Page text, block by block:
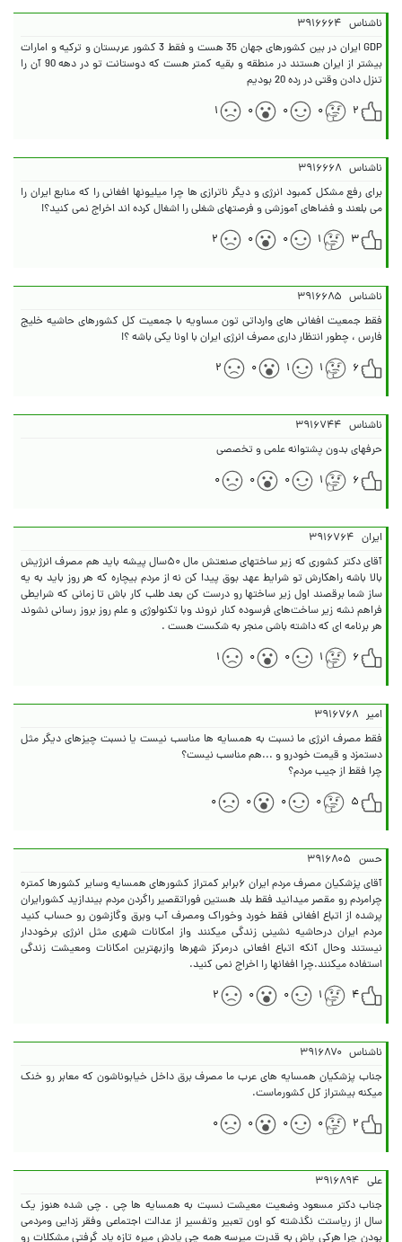
ناشناس ۳۹۱۶۶۶۴
GDP ایران در بین کشورهای جهان 35 هست و فقط 3 کشور عربستان و ترکیه و امارات
بیشتر از ایران هستند در منطقه و بقیه کمتر هست که دوستانت تو در دهه 90 آن را
تنزل دادن وقتی در رده 20 بودیم
۲
۰ ۰ ۰ ۱
ناشناس ۳۹۱۶۶۶۸
برای رفع مشکل کمبود انرژی و دیگر ناترازی ها چرا میلیونها افغانی را که منابع ایران را
می بلعند و فضاهای آموزشی و فرصتهای شغلی را اشغال کرده اند اخراج نمی کنید؟!
۳
۱ ۰ ۰ ۲
ناشناس ۳۹۱۶۶۸۵
فقط جمعیت افغانی های وارداتی تون مساویه با جمعیت کل کشورهای حاشیه خلیج
فارس ، چطور انتظار داری مصرف انرژی ایران با اونا یکی باشه ؟!
۶
۱ ۱ ۰ ۲
ناشناس ۳۹۱۶۷۴۴
حرفهای بدون پشتوانه علمی و تخصصی
۶
۱ ۰ ۰ ۰
ایران ۳۹۱۶۷۶۴
آقای دکتر کشوری که زیر ساختهای صنعتش مال ۵۰سال پیشه باید هم مصرف انرژیش
بالا باشه راهکارش تو شرایط عهد بوق پیدا کن نه از مردم بیچاره که هر روز باید به یه
ساز شما برقصند اول زیر ساختها رو درست کن بعد طلب کار باش تا زمانی که شرایطی
فراهم نشه زیر ساخت‌های فرسوده کنار نروند وبا تکنولوژی و علم روز بروز رسانی نشوند
هر برنامه ای که داشته باشی منجر به شکست هست .
۶
۱ ۰ ۰ ۱
امیر ۳۹۱۶۷۶۸
فقط مصرف انرژی ما نسبت به همسایه ها مناسب نیست یا نسبت چیزهای دیگر مثل
چرا فقط از جیب مردم؟
۵
۰ ۰ ۰ ۰
حسن ۳۹۱۶۸۰۵
آقای پزشکیان مصرف مردم ایران ۶برابر کمتراز کشورهای همسایه وسایر کشورها کمتره
چرامردم رو مقصر میدانید فقط بلد هستین فوراتقصیر راگردن مردم بیندازید کشورایران
پرشده از اتباع افغانی فقط خورد وخوراک ومصرف آب وبرق وگازشون رو حساب کنید
مردم ایران درحاشیه نشینی زندگی میکنند واز امکانات شهری مثل انرژی برخوددار
نیستند وحال آنکه اتباع افعانی درمرکز شهرها وازبهترین امکانات ومعیشت زندگی
استفاده میکنند.چرا افغانها را اخراج نمی کنید.
۴
۱ ۰ ۰ ۲
ناشناس ۳۹۱۶۸۷۰
جناب پزشکیان همسایه های عرب ما مصرف برق داخل خیابوناشون که معابر رو خنک
میکنه بیشتراز کل کشورماست.
۲
۰ ۰ ۰ ۰
علی ۳۹۱۶۸۹۴
جناب دکتر مسعود وضعیت معیشت نسبت به همسایه ها چی . چی شده هنوز یک
سال از ریاستت نگذشته کو اون تعبیر وتفسیر از عدالت اجتماعی وفقر زدایی ومردمی
بودن چرا هرکی پاش به قدرت میرسه همه چی یادش میره تازه یاد گرفتی مشکلات رو